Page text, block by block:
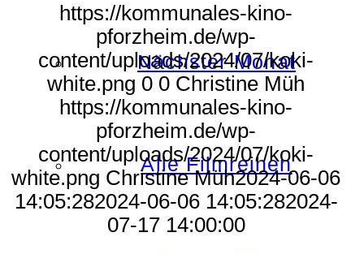
Nächster Monat
Alle Filmreihen
https://kommunales-kino-
pforzheim.de/wp-
content/uploads/2024/07/koki-
white.png 0 0 Christine Müh
https://kommunales-kino-
pforzheim.de/wp-
content/uploads/2024/07/koki-
white.png Christine Müh2024-06-06
14:05:282024-06-06 14:05:282024-
07-17 14:00:00